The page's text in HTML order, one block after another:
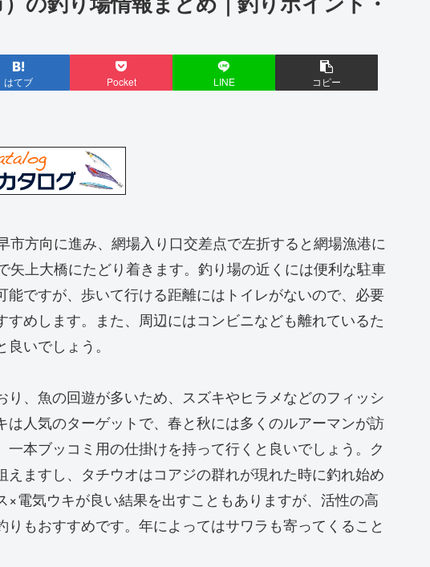
はてブ Pocket LINE コピー
方向に進み、網場入り口交差点で左折すると網場漁港に
矢上大橋にたどり着きます。釣り場の近くには便利な駐車
ですが、歩いて行ける距離にはトイレがないので、必要
めします。また、周辺にはコンビニなども離れているた
いでしょう。
、魚の回遊が多いため、スズキやヒラメなどのフィッシ
は人気のターゲットで、春と秋には多くのルアーマンが訪
本ブッコミ用の仕掛けを持って行くと良いでしょう。ク
えますし、タチウオはコアジの群れが現れた時に釣れ始め
×電気ウキが良い結果を出すこともありますが、活性の高
もおすすめです。年によってはサワラも寄ってくること